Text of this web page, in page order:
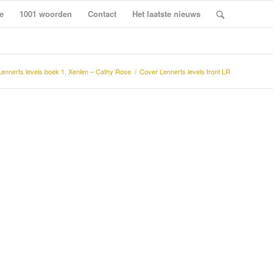
1001 woorden Contact Het laatste nieuws
levels boek 1, Xenlen – Cathy Rose / Cover Lennerts levels front LR